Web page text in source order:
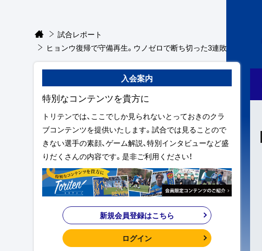
試合レポート
ヒョンウ復帰で守備再生。ウノゼロで断ち切った3連敗
入会案内
特別なコンテンツを貴方に
トリテンでは、ここでしか見られないとっておきのクラ
ブコンテンツを提供いたします。試合では見ることので
きない選手の素顔、ゲーム解説、特別インタビューなど盛
りだくさんの内容です。是非ご利用ください！
新規会員登録はこちら
ログイン